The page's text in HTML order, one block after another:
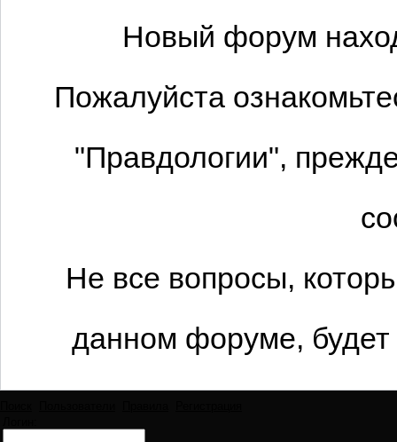
Новый форум
Пожалуйста
"Правдологии",
Не все вопросы,
данном форуме,